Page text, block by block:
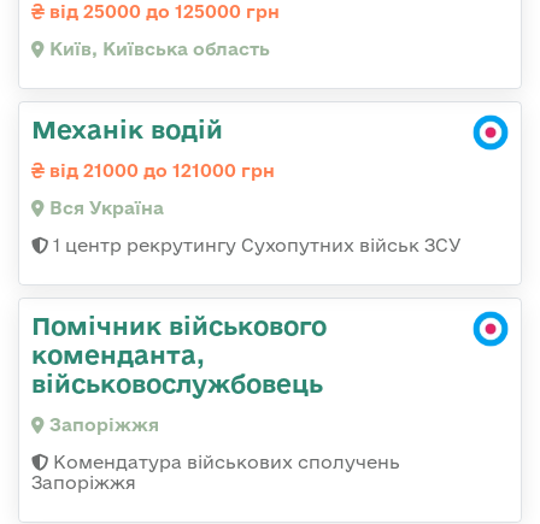
від 25000 до 125000 грн
Київ, Київська область
Механік водій
від 21000 до 121000 грн
Вся Україна
1 центр рекрутингу Сухопутних військ ЗСУ
Помічник військового
коменданта,
військовослужбовець
Запоріжжя
Комендатура військових сполучень
Запоріжжя